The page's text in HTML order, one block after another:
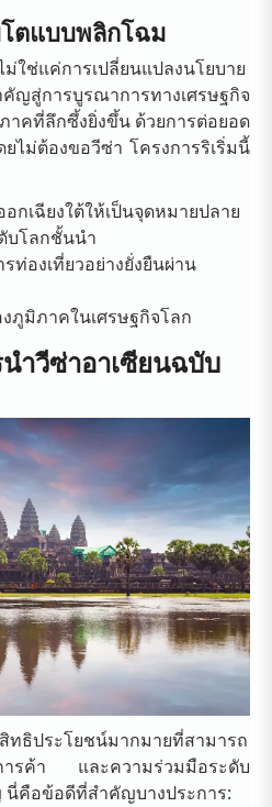
ตแบบพลิกโฉม
ใช่แค่การเปลี่ยนแปลงนโยบาย
สู่การบูรณาการทางเศรษฐกิจ
คที่ลึกซึ้งยิ่งขึ้น ด้วยการต่อยอด
ยไม่ต้องขอวีซ่า โครงการริเริ่มนี้
อกเฉียงใต้ให้เป็นจุดหมายปลาย
บโลกชั้นนำ
ท่องเที่ยวอย่างยั่งยืนผ่าน
ภูมิภาคในเศรษฐกิจโลก
ำวีซ่าอาเซียนฉบับ
สิทธิประโยชน์มากมายที่สามารถ
รค้า และความร่วมมือระดับ
คือข้อดีที่สำคัญบางประการ: